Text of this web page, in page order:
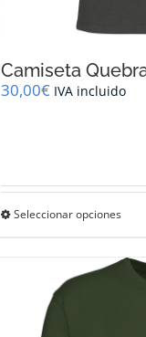
Camiseta
30,00€ IVA incluido
Seleccionar opciones